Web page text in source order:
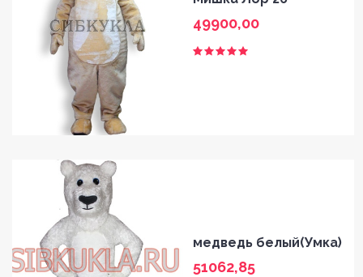
49900,00
медведь белый(Умка)
51062,85